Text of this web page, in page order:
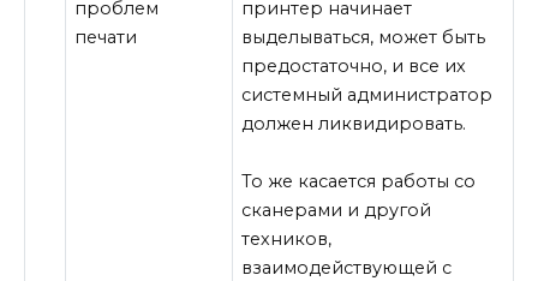
проблем
печати
принтер начинает
выделываться, может быть
предостаточно, и все их
системный администратор
должен ликвидировать.
То же касается работы со
сканерами и другой
техников,
взаимодействующей с